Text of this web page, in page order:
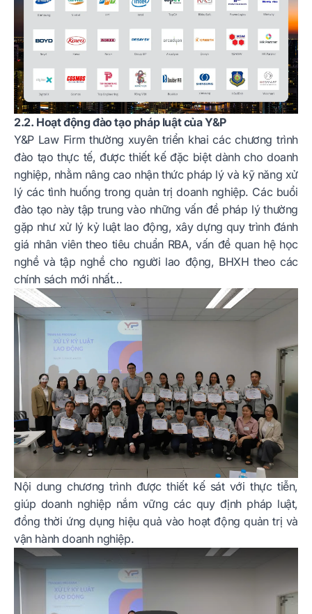
2.2. Hoạt động đào tạo pháp luật của Y&P
Y&P Law Firm thường xuyên triển khai các chương trình
đào tạo thực tế, được thiết kế đặc biệt dành cho doanh
nghiệp, nhằm nâng cao nhận thức pháp lý và kỹ năng xử
lý các tình huống trong quản trị doanh nghiệp. Các buổi
đào tạo này tập trung vào những vấn đề pháp lý thường
gặp như xử lý kỷ luật lao động, xây dựng quy trình đánh
giá nhân viên theo tiêu chuẩn RBA, vấn đề quan hệ học
nghề và tập nghề cho người lao động, BHXH theo các
chính sách mới nhất…
Nội dung chương trình được thiết kế sát với thực tiễn,
giúp doanh nghiệp nắm vững các quy định pháp luật,
đồng thời ứng dụng hiệu quả vào hoạt động quản trị và
vận hành doanh nghiệp.
Play